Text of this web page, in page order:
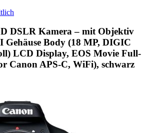
DSLR Kamera – mit Objektiv
Gehäuse Body (18 MP, DIGIC
LCD Display, EOS Movie Full-
Canon APS-C, WiFi), schwarz